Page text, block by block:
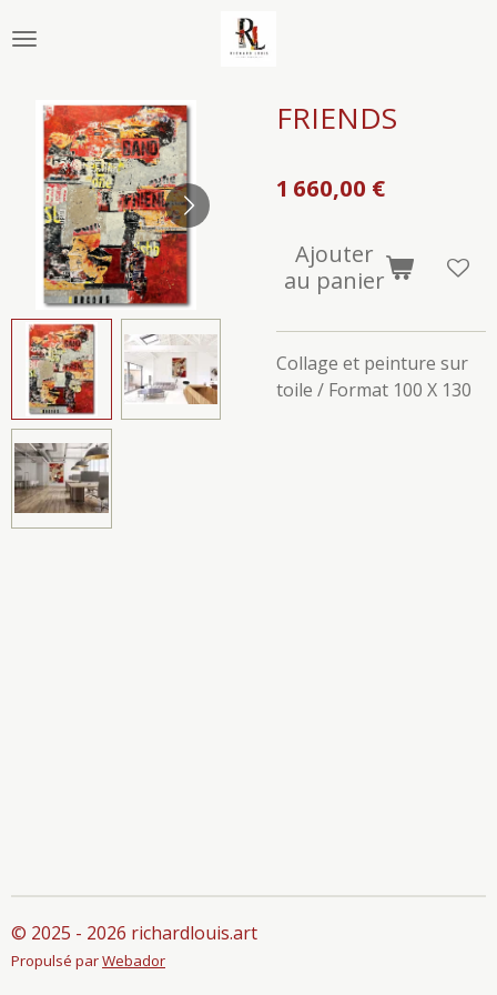
au
principal
FRIENDS
1 660,00 €
Ajouter
au panier
Collage et peinture sur
toile / Format 100 X 130
© 2025 - 2026 richardlouis.art
Propulsé parWebador